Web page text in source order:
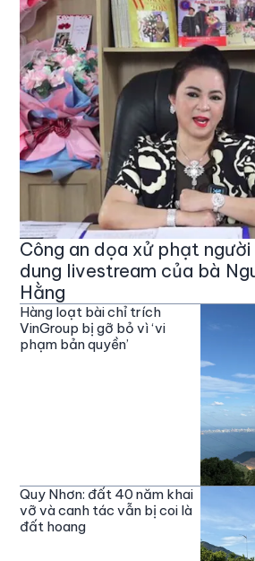
Công an dọa xử phạt người
dung livestream của bà
Hằng
Hàng loạt bài chỉ trích
VinGroup bị gỡ bỏ vì ‘vi
phạm bản quyền’
Quy Nhơn: đất 40 năm khai
vỡ và canh tác vẫn bị coi là
đất hoang